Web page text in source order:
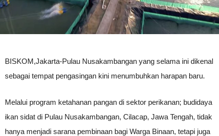
BISKOM,Jakarta-Pulau Nusakambangan yang selama ini dikenal
sebagai tempat pengasingan kini menumbuhkan harapan baru.
Melalui program ketahanan pangan di sektor perikanan; budidaya
ikan sidat di Pulau Nusakambangan, Cilacap, Jawa Tengah, tidak
hanya menjadi sarana pembinaan bagi Warga Binaan, tetapi juga